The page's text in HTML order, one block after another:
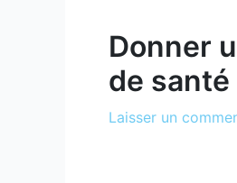
Donner
de santé
Laisser un